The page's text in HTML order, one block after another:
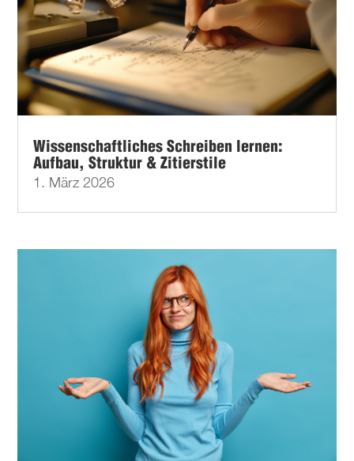
Wissenschaftliches Schreiben lernen:
Aufbau, Struktur & Zitierstile
1. März 2026